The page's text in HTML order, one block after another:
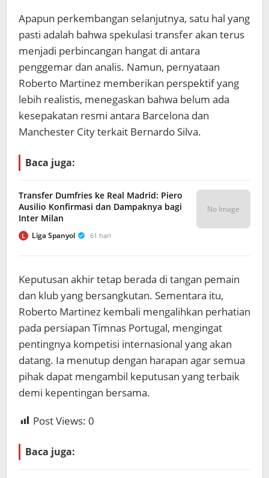
Apapun perkembangan selanjutnya, satu hal yang
pasti adalah bahwa spekulasi transfer akan terus
menjadi perbincangan hangat di antara
penggemar dan analis. Namun, pernyataan
Roberto Martinez memberikan perspektif yang
lebih realistis, menegaskan bahwa belum ada
kesepakatan resmi antara Barcelona dan
Manchester City terkait Bernardo Silva.
Baca juga:
Transfer Dumfries ke Real Madrid: Piero
Ausilio Konfirmasi dan Dampaknya bagi
Inter Milan
L Liga Spanyol 61 hari
No Image
Keputusan akhir tetap berada di tangan pemain
dan klub yang bersangkutan. Sementara itu,
Roberto Martinez kembali mengalihkan perhatian
pada persiapan Timnas Portugal, mengingat
pentingnya kompetisi internasional yang akan
datang. Ia menutup dengan harapan agar semua
pihak dapat mengambil keputusan yang terbaik
demi kepentingan bersama.
Post Views: 0
Baca juga: